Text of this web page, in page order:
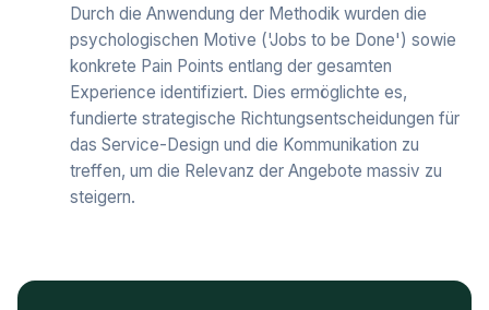
Durch die Anwendung der Methodik wurden die
psychologischen Motive ('Jobs to be Done') sowie
konkrete Pain Points entlang der gesamten
Experience identifiziert. Dies ermöglichte es,
fundierte strategische Richtungsentscheidungen für
das Service-Design und die Kommunikation zu
treffen, um die Relevanz der Angebote massiv zu
steigern.